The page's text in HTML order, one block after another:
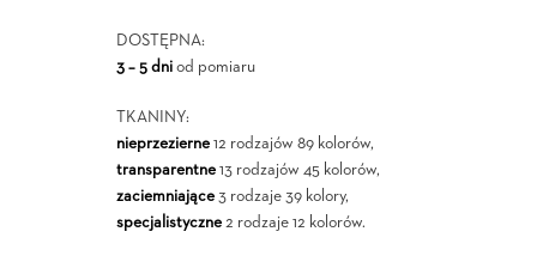
DOSTĘPNA:
3 – 5 dniod pomiaru
TKANINY:
nieprzezierne12 rodzajów 89 kolorów,
transparentne13 rodzajów 45 kolorów,
zaciemniające3 rodzaje 39 kolory,
specjalistyczne2 rodzaje 12 kolorów.